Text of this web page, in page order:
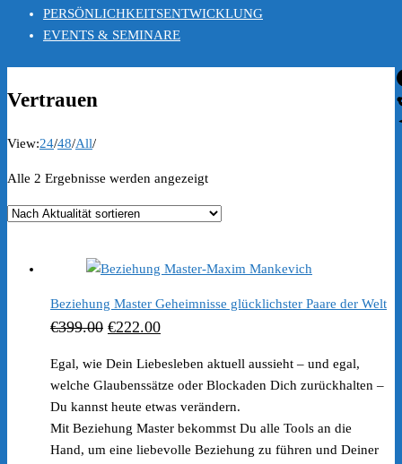
PERSÖNLICHKEITSENTWICKLUNG
EVENTS & SEMINARE
Vertrauen
View:24/48/All/
Alle 2 Ergebnisse werden angezeigtNach
sortiert
Beziehung Master Geheimnisse glücklichster Paare der Welt
€399.00 Ursprünglicher
war:
€399.00
€222.00Aktueller
€222.00.
Egal, wie Dein Liebesleben aktuell aussieht – und egal,
welche Glaubenssätze oder Blockaden Dich zurückhalten –
Du kannst heute etwas verändern.
Mit Beziehung Master bekommst Du alle Tools an die
Hand, um eine liebevolle Beziehung zu führen und Deiner